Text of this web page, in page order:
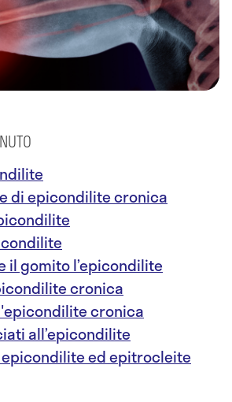
di epicondilite cronica
il gomito l’epicondilite
cronica
cronica
all’epicondilite
ed epitrocleite